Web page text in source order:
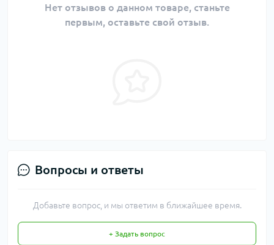
Нет отзывов о данном товаре, станьте
первым, оставьте свой отзыв.
Вопросы и ответы
Добавьте вопрос, и мы ответим в ближайшее время.
+ Задать вопрос